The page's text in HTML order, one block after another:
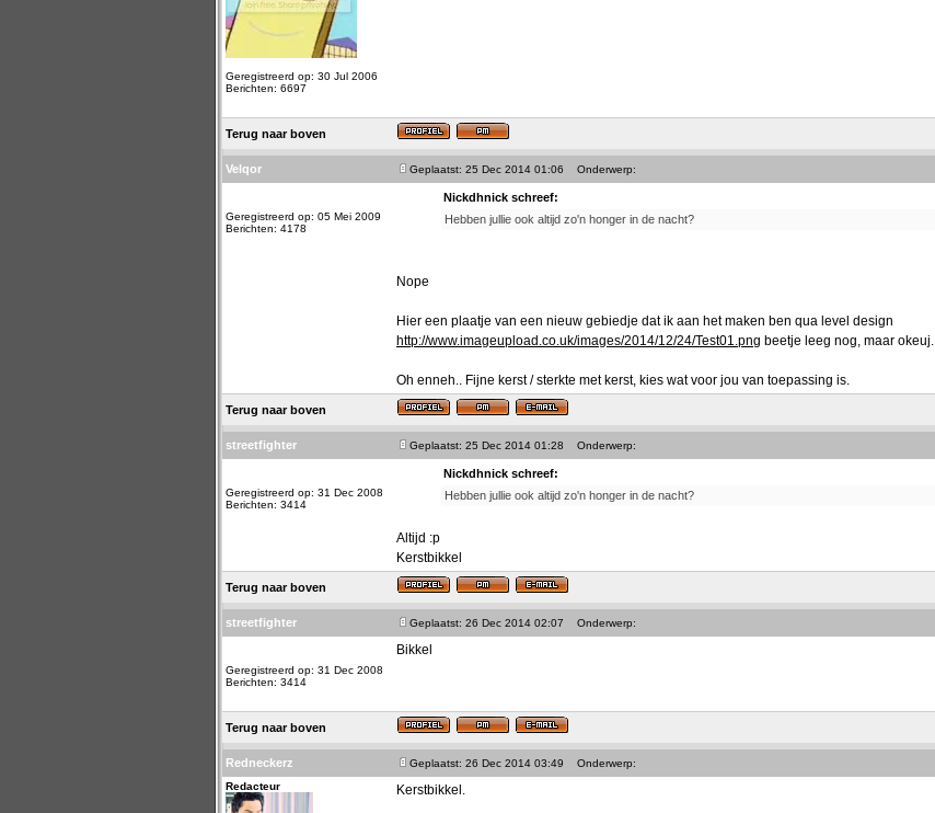
Geregistreerd op: 30 Jul 2006
Berichten: 6697
Terug naar boven
Velqor Geplaatst: 25 Dec 2014 01:06 Onderwerp:
Geregistreerd op: 05 Mei 2009
Berichten: 4178
Nickdhnick schreef:
Hebben jullie ook altijd zo'n honger in de nacht?
Nope
Hier een plaatje van een nieuw gebiedje dat ik aan het maken ben qua level design
http://www.imageupload.co.uk/images/2014/12/24/Test01.png beetje leeg nog, maar okeuj.
Oh enneh.. Fijne kerst / sterkte met kerst, kies wat voor jou van toepassing is.
Terug naar boven
streetfighter Geplaatst: 25 Dec 2014 01:28 Onderwerp:
Geregistreerd op: 31 Dec 2008
Berichten: 3414
Nickdhnick schreef:
Hebben jullie ook altijd zo'n honger in de nacht?
Altijd :p
Kerstbikkel
Terug naar boven
streetfighter Geplaatst: 26 Dec 2014 02:07 Onderwerp:
Geregistreerd op: 31 Dec 2008
Berichten: 3414
Bikkel
Terug naar boven
Redneckerz Geplaatst: 26 Dec 2014 03:49
Onderwerp:
Redacteur
Kerstbikkel.